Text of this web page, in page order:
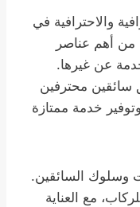
والاحترافية في
من أهم عناصر
عن غيرها.
سائقين محترفين
خدمة ممتازة
وسلوك السائقين.
مع العناية